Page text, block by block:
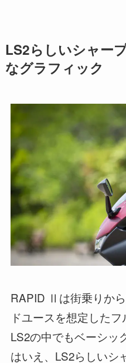
LS2らしいシャー
なグラフィック
RAPID Ⅱは街乗りか
ドユースを想定したフ
LS2の中でもベーシッ
はいえ、LS2らしいシ